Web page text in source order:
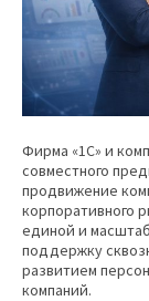
Фирма «1С» и
совместного
продвижение
корпоративного
единой и
поддержку
развитием
компаний.